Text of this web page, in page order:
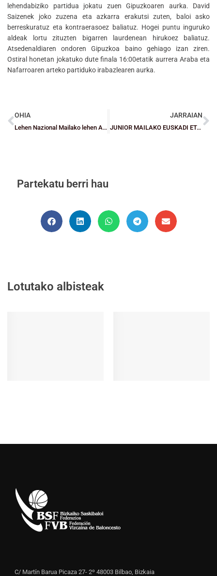
lehendabiziko partidua jokatu zuen Gipuzkoaren aurka. David
Saizenek joko zuzena eta azkarra erakutsi zuten, baloi asko
berreskuratuz eta kontraerasoez baliatuz. Hogei puntu inguruko
aldeak lortu zituzten bigarren laurdenean hirukoez baliatuz.
Atsedenaldiaren ondoren Gipuzkoa baino gehiago izan ziren.
Ostiral honetan jokatuko dute finala 16:00etatik aurrera Araba eta
Nafarroaren arteko partiduko irabazlearen aurka.
OHIA
Lehen Nazional Mailako lehen All Star-a larunbat honetan Durangon
JARRAIAN
JUNIOR MAILAKO EUSKADI ETA NAFARROAKO TXAPELKETA: Bizkaiko mutilek hirugarren postuagatik jokatuko dute (64-45)
Partekatu berri hau
Lotutako albisteak
C/ Martín Barua Picaza 27- 2º 48003 Bilbao, Bizkaia